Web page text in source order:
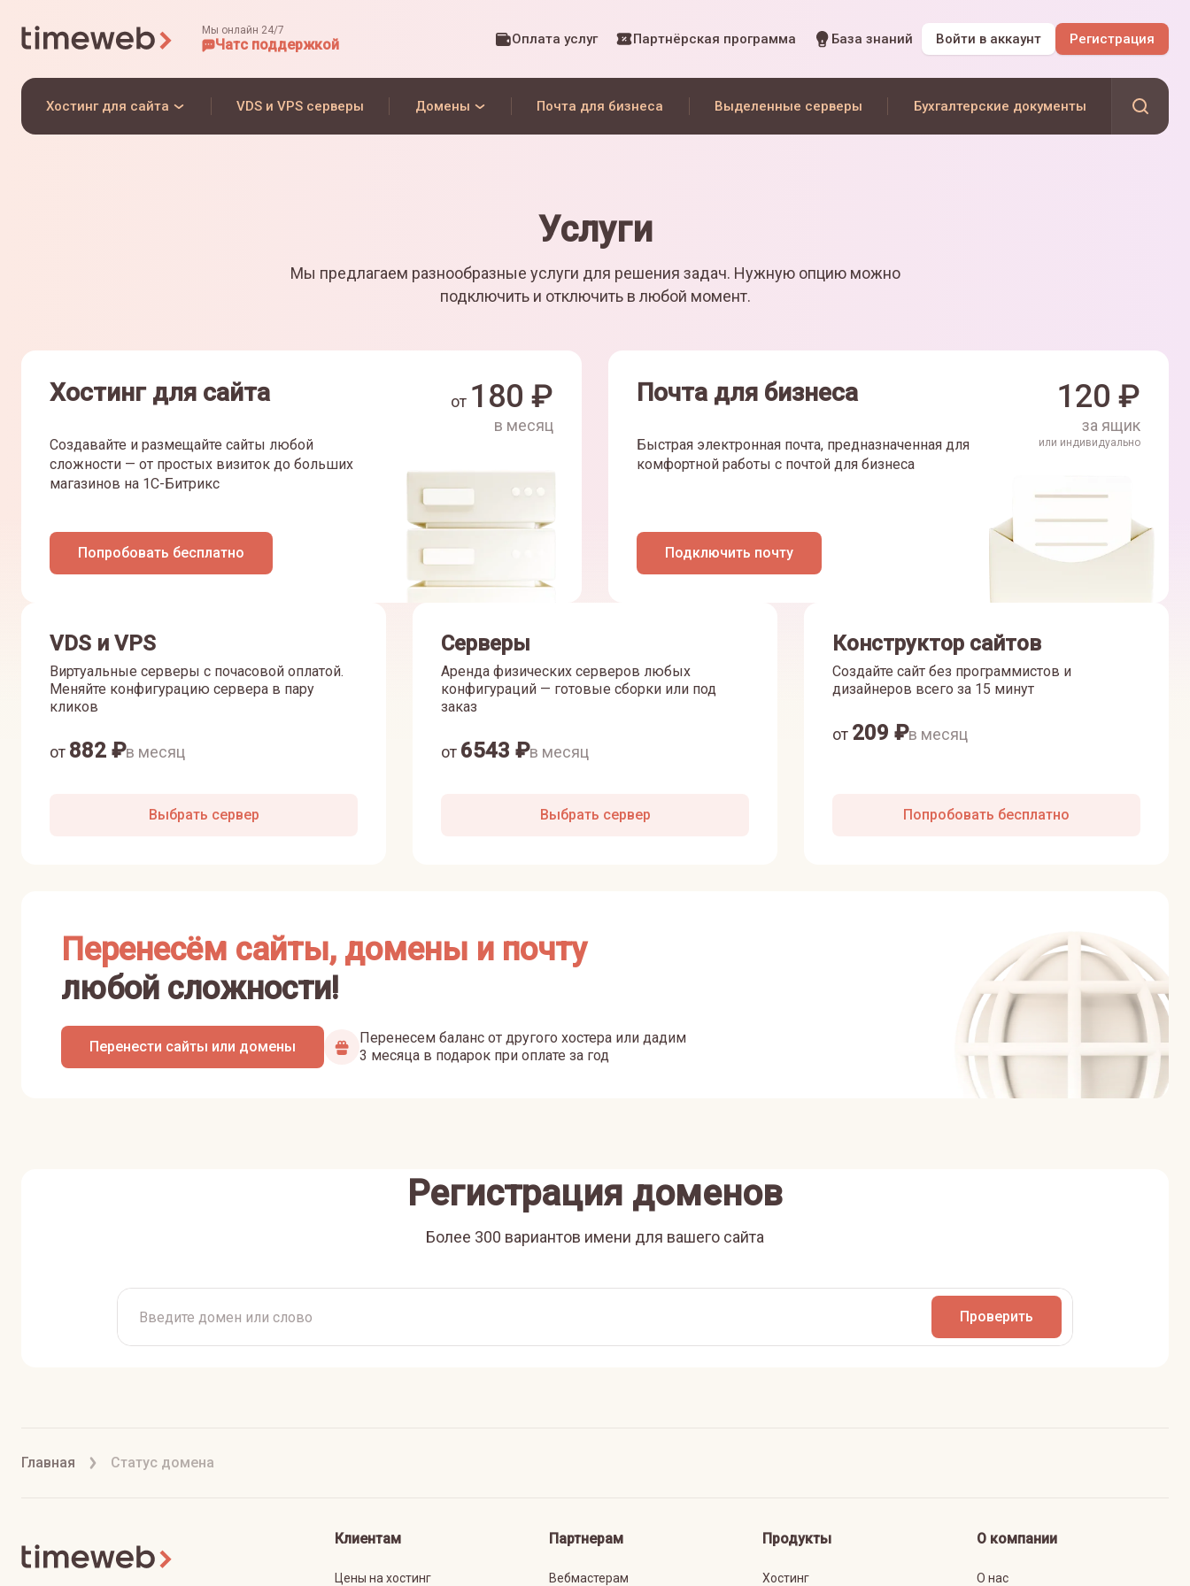
Мы онлайн 24/7
Чатс поддержкой Оплата услуг Партнёрская программа База знаний Войти в аккаунт Регистрация
Хостинг для сайта VDS и VPS серверы Домены Почта для бизнеса Выделенные серверы Бухгалтерские документы
Услуги
Мы предлагаем разнообразные услуги для решения задач. Нужную опцию можно
подключить и отключить в любой момент.
Хостинг для сайта
Создавайте и размещайте сайты любой
сложности — от простых визиток до больших
магазинов на 1С-Битрикс
Попробовать бесплатно
от 180 ₽
в месяц
Почта для бизнеса
Быстрая электронная почта, предназначенная для
комфортной работы с почтой для бизнеса
Подключить почту
120 ₽
за ящик
или индивидуально
VDS и VPS
Виртуальные серверы с почасовой оплатой.
Меняйте конфигурацию сервера в пару
кликов
от 882 ₽в месяц
Выбрать сервер
Серверы
Аренда физических серверов любых
конфигураций — готовые сборки или под
заказ
от 6543 ₽в месяц
Выбрать сервер
Конструктор сайтов
Создайте сайт без программистов и
дизайнеров всего за 15 минут
от 209 ₽в месяц
Попробовать бесплатно
Перенесём сайты, домены и почту
любой сложности!
Перенести сайты или домены
Перенесем баланс от другого хостера или дадим
3 месяца в подарок при оплате за год
Регистрация доменов
Более 300 вариантов имени для вашего сайта
Проверить
Главная Статус домена
Клиентам
Цены на хостинг
Партнерам
Вебмастерам
Продукты
Хостинг
О компании
О нас